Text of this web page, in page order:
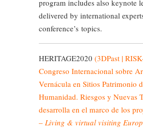
program includes also keynote
delivered by international
conference’s topics.
HERITAGE2020 (3DPast |
Congreso Internacional sobre
Vernácula en Sitios Patrimonio
Humanidad. Riesgos y Nuevas
desarrolla en el marco de los
– Living & virtual visiting